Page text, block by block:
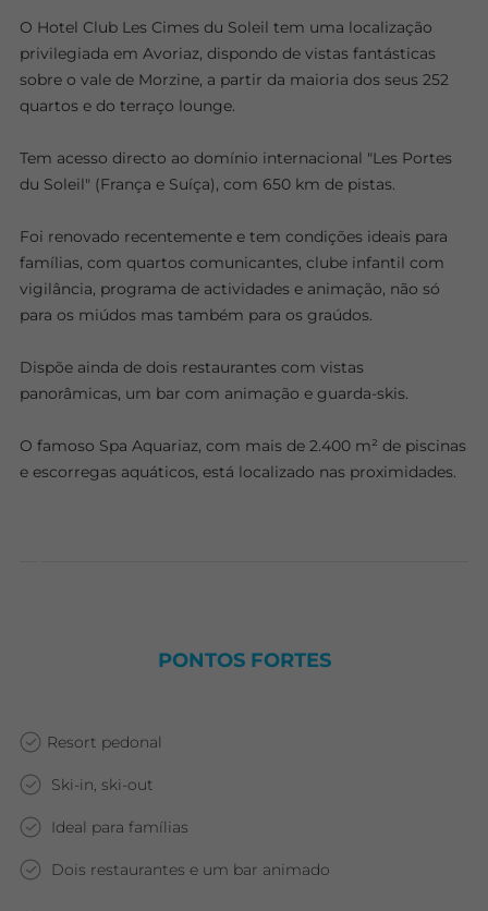
O Hotel Club Les Cimes du Soleil tem uma localização
privilegiada em Avoriaz, dispondo de vistas fantásticas
sobre o vale de Morzine, a partir da maioria dos seus 252
quartos e do terraço lounge.
Tem acesso directo ao domínio internacional "Les Portes
du Soleil" (França e Suíça), com 650 km de pistas.
Foi renovado recentemente e tem condições ideais para
famílias, com quartos comunicantes, clube infantil com
vigilância, programa de actividades e animação, não só
para os miúdos mas também para os graúdos.
Dispõe ainda de dois restaurantes com vistas
panorâmicas, um bar com animação e guarda-skis.
O famoso Spa Aquariaz, com mais de 2.400 m² de piscinas
e escorregas aquáticos, está localizado nas proximidades.
PONTOS FORTES
Resort pedonal
Ski-in, ski-out
Ideal para famílias
Dois restaurantes e um bar animado